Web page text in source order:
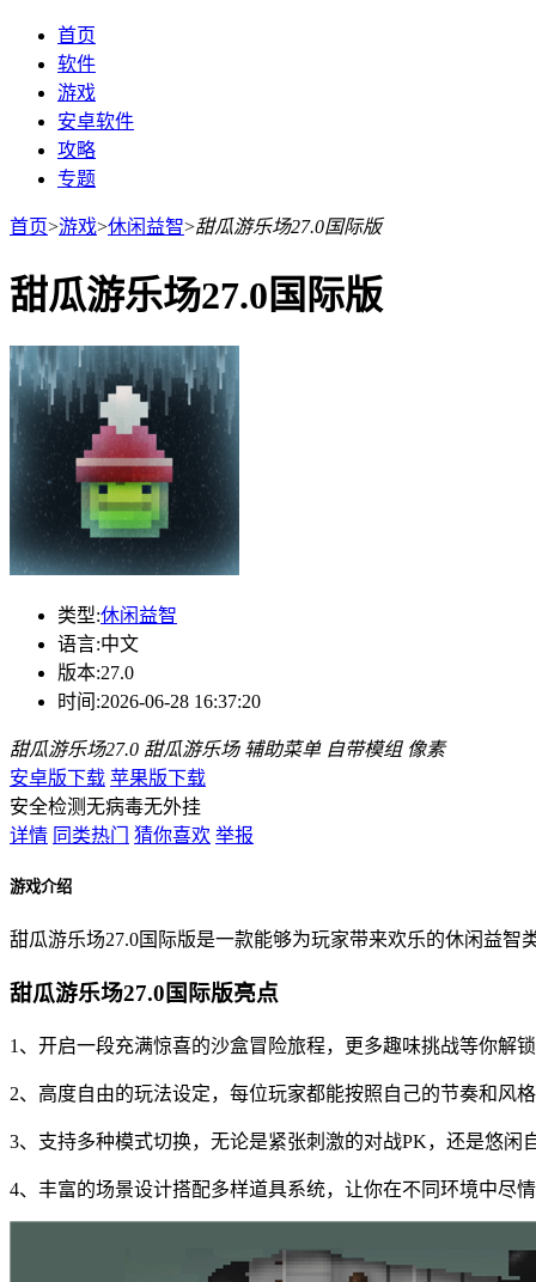
首页
软件
游戏
安卓软件
攻略
专题
首页>游戏>休闲益智>甜瓜游乐场27.0国际版
甜瓜游乐场27.0国际版
类型:休闲益智
语言:中文
版本:27.0
时间:2026-06-28 16:37:20
甜瓜游乐场27.0 甜瓜游乐场 辅助菜单 自带模组 像素
安卓版下载 苹果版下载
安全检测无病毒无外挂
详情 同类热门 猜你喜欢 举报
游戏介绍
甜瓜游乐场27.0国际版是一款能够为玩家带来欢乐的休闲益智
甜瓜游乐场27.0国际版亮点
1、开启一段充满惊喜的沙盒冒险旅程，更多趣味挑战等你解
2、高度自由的玩法设定，每位玩家都能按照自己的节奏和风
3、支持多种模式切换，无论是紧张刺激的对战PK，还是悠闲
4、丰富的场景设计搭配多样道具系统，让你在不同环境中尽